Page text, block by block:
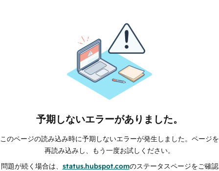
予期しないエラーがありました。
このページの読み込み時に予期しないエラーが発生しました。ページを
再読み込みし、もう一度お試しください。
問題が続く場合は、 status.hubspot.comのステータスページをご確認